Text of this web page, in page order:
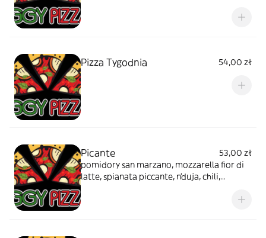
Pizza Tygodnia 54,00 zł
Picante
53,00 zł
pomidory san marzano, mozzarella fior di
latte, spianata piccante, n'duja, chili,